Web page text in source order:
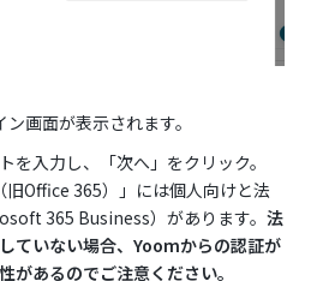
画面が表示されます。
を入力し、「次へ」をクリック。
Office 365）」には個人向けと法
365 Business）があります。法
ていない場合、Yoomからの認証が
があるのでご注意ください。